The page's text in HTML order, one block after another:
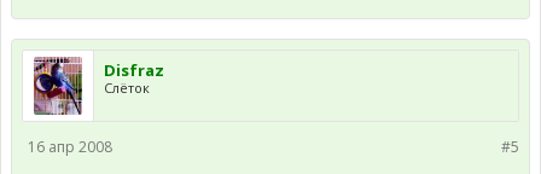
Disfraz
Слёток
#5
16 апр 2008